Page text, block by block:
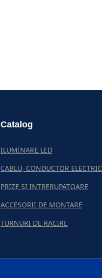
Catalog
ILUMINARE LED
CABLU, CONDUCTOR ELECTRIC
PRIZE SI INTRERUPATOARE
ACCESORII DE MONTARE
TURNURI DE RACIRE